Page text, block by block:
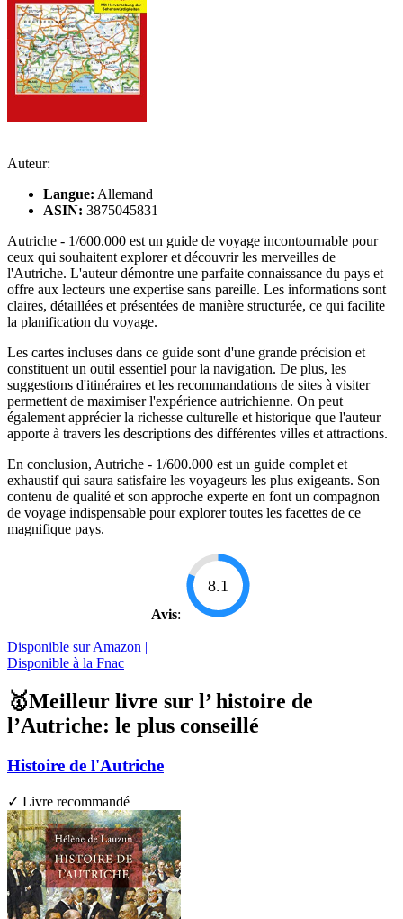
Auteur:
Langue: Allemand
ASIN: 3875045831
Autriche - 1/600.000 est un guide de voyage incontournable pour
ceux qui souhaitent explorer et découvrir les merveilles de
l'Autriche. L'auteur démontre une parfaite connaissance du pays et
offre aux lecteurs une expertise sans pareille. Les informations sont
claires, détaillées et présentées de manière structurée, ce qui facilite
la planification du voyage.
Les cartes incluses dans ce guide sont d'une grande précision et
constituent un outil essentiel pour la navigation. De plus, les
suggestions d'itinéraires et les recommandations de sites à visiter
permettent de maximiser l'expérience autrichienne. On peut
également apprécier la richesse culturelle et historique que l'auteur
apporte à travers les descriptions des différentes villes et attractions.
En conclusion, Autriche - 1/600.000 est un guide complet et
exhaustif qui saura satisfaire les voyageurs les plus exigeants. Son
contenu de qualité et son approche experte en font un compagnon
de voyage indispensable pour explorer toutes les facettes de ce
magnifique pays.
Avis:
8.1
Disponible sur Amazon |
Disponible à la Fnac
🥇Meilleur livre sur l’ histoire de
l’Autriche: le plus conseillé
Histoire de l'Autriche
✓ Livre recommandé